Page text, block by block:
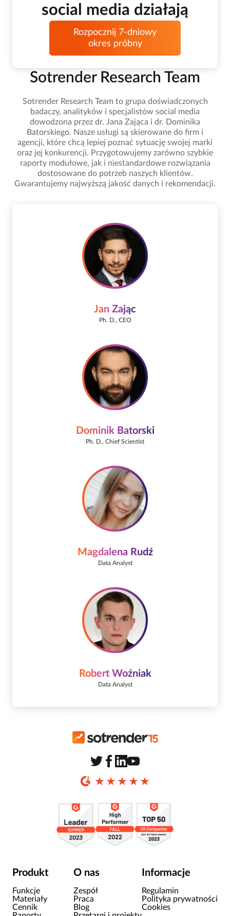
social media działają
Rozpocznij 7-dniowy
okres próbny
Sotrender Research Team
Sotrender Research Team to grupa doświadczonych
badaczy, analityków i specjalistów social media
dowodzona przez dr. Jana Zająca i dr. Dominika
Batorskiego. Nasze usługi są skierowane do firm i
agencji, które chcą lepiej poznać sytuację swojej marki
oraz jej konkurencji. Przygotowujemy zarówno szybkie
raporty modułowe, jak i niestandardowe rozwiązania
dostosowane do potrzeb naszych klientów.
Gwarantujemy najwyższą jakość danych i rekomendacji.
Jan Zając
Ph. D., CEO
Dominik Batorski
Ph. D., Chief Scientist
Magdalena Rudź
Data Analyst
Robert Woźniak
Data Analyst
Produkt
Funkcje
Materiały
Cennik
O nas
Zespół
Praca
Blog
Informacje
Regulamin
Polityka prywatności
Cookies